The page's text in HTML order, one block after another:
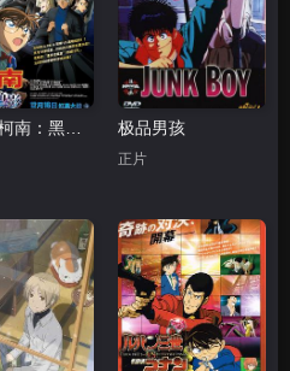
名侦探柯南：黑铁的鱼影台配 极品男孩
正片